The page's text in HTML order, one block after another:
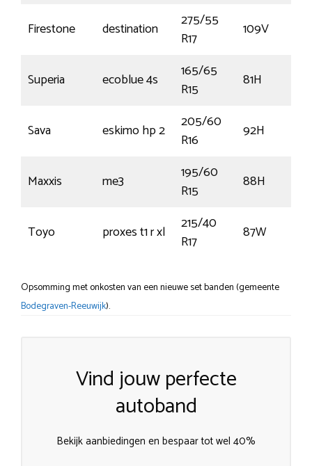
Firestone destination
275/55
R17
109V
Superia ecoblue 4s
165/65
R15
81H
Sava eskimo hp 2
205/60
R16
92H
Maxxis me3
195/60
R15
88H
Toyo proxes t1 r xl
215/40
R17
87W
Opsomming met onkosten van een nieuwe set banden (gemeente
Bodegraven-Reeuwijk).
Vind jouw perfecte
autoband
Bekijk aanbiedingen en bespaar tot wel 40%